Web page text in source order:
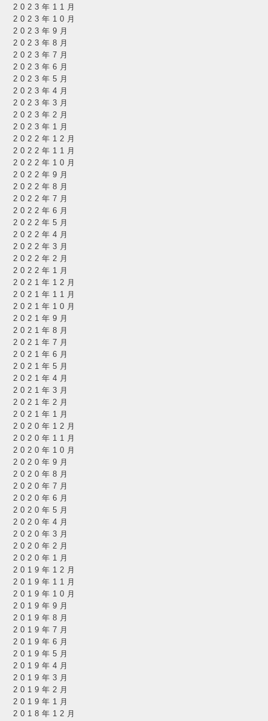
2023年11月
2023年10月
2023年9月
2023年8月
2023年7月
2023年6月
2023年5月
2023年4月
2023年3月
2023年2月
2023年1月
2022年12月
2022年11月
2022年10月
2022年9月
2022年8月
2022年7月
2022年6月
2022年5月
2022年4月
2022年3月
2022年2月
2022年1月
2021年12月
2021年11月
2021年10月
2021年9月
2021年8月
2021年7月
2021年6月
2021年5月
2021年4月
2021年3月
2021年2月
2021年1月
2020年12月
2020年11月
2020年10月
2020年9月
2020年8月
2020年7月
2020年6月
2020年5月
2020年4月
2020年3月
2020年2月
2020年1月
2019年12月
2019年11月
2019年10月
2019年9月
2019年8月
2019年7月
2019年6月
2019年5月
2019年4月
2019年3月
2019年2月
2019年1月
2018年12月